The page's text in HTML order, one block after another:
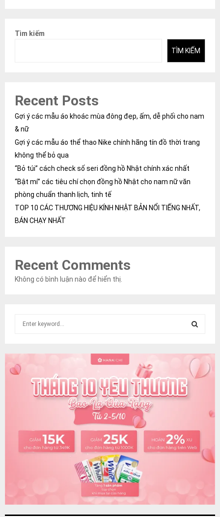
Tìm kiếm
TÌM KIẾM
Recent Posts
Gợi ý các mẫu áo khoác mùa đông đẹp, ấm, dễ phối cho nam
& nữ
Gợi ý các mẫu áo thể thao Nike chính hãng tín đồ thời trang
không thể bỏ qua
“Bỏ túi” cách check số seri đồng hồ Nhật chính xác nhất
“Bật mí” các tiêu chí chọn đồng hồ Nhật cho nam nữ văn
phòng chuẩn thanh lịch, tinh tế
TOP 10 CÁC THƯƠNG HIỆU KÍNH NHẬT BẢN NỔI TIẾNG NHẤT,
BÁN CHẠY NHẤT
Recent Comments
Không có bình luận nào để hiển thị.
h
E
H